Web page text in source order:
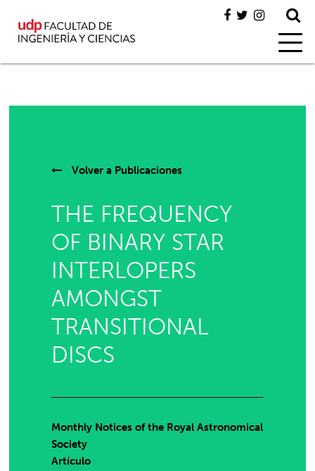
Volver a Publicaciones
THE FREQUENCY
OF BINARY STAR
INTERLOPERS
AMONGST
TRANSITIONAL
DISCS
Monthly Notices of the Royal Astronomical
Society
Artículo